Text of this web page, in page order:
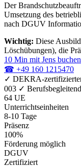
Der
Umsetzung des
nach DGUV
Wichtig: Diese
Löschübungen), die
10 Min mit Jens buchen
☎ +49 160 1215470
✓ DEKRA-
003 ✓
64 UE
Unterrichtseinheiten
8-10 Tage
Präsenz
100%
Förderung möglich
DGUV
Zertifiziert